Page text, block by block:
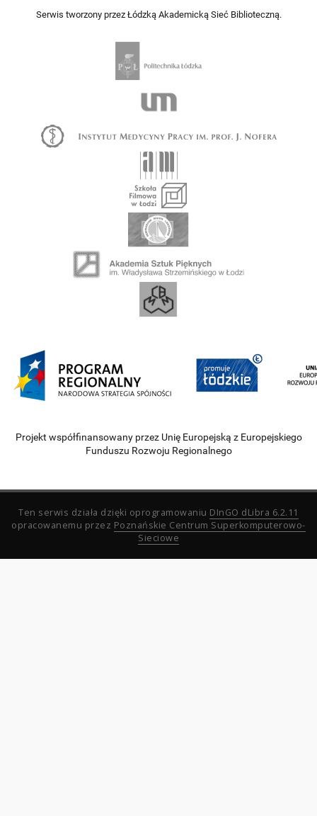
Serwis tworzony przez Łódzką Akademicką Sieć Biblioteczną.
Projekt współfinansowany przez Unię Europejską z Europejskiego
Funduszu Rozwoju Regionalnego
Ten serwis działa dzięki oprogramowaniu DInGO dLibra 6.2.11
opracowanemu przez Poznańskie Centrum Superkomputerowo-
Sieciowe